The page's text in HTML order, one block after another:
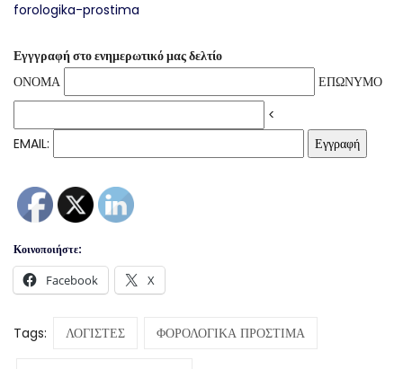
forologika-prostima
Εγγγραφή στο ενημερωτικό μας δελτίο
ΟΝΟΜΑ
ΕΠΩΝΥΜΟ
<
EMAIL:
Κοινοποιήστε:
Facebook X
Tags: ΛΟΓΙΣΤΕΣ ΦΟΡΟΛΟΓΙΚΑ ΠΡΟΣΤΙΜΑ